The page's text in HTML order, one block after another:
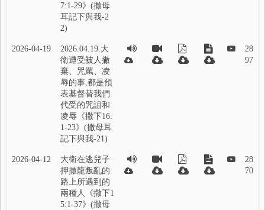
7:1-29》(撒母
耳記下與我-2
2)
2026-04-19
2026.04.19.大
衛遭受被人撇
棄、咒罵、凌
辱的事,都是預
表基督替我們
代受的咒詛和
凌辱《撒下16:
1-23》(撒母耳
記下與我-21)
28
97
2026-04-12
大衛在逃兒子
押撒龍叛亂的
路上所遇到的
兩種人《撒下1
5:1-37》(撒母
28
70